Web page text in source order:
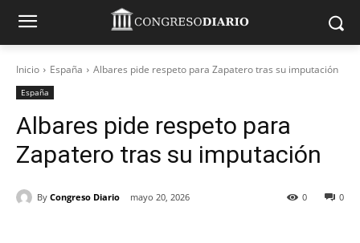
Inicio España Albares pide respeto para Zapatero tras su imputación
España
Albares pide respeto para
Zapatero tras su imputación
By Congreso Diario mayo 20, 2026 0
0